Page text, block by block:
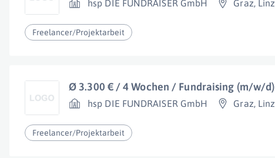
hsp DIE FUNDRAISER GmbH Graz, Linz
Freelancer/Projektarbeit
Ø 3.300 € / 4 Wochen / Fundraising (m/w/d)
hsp DIE FUNDRAISER GmbH Graz, Linz
Freelancer/Projektarbeit